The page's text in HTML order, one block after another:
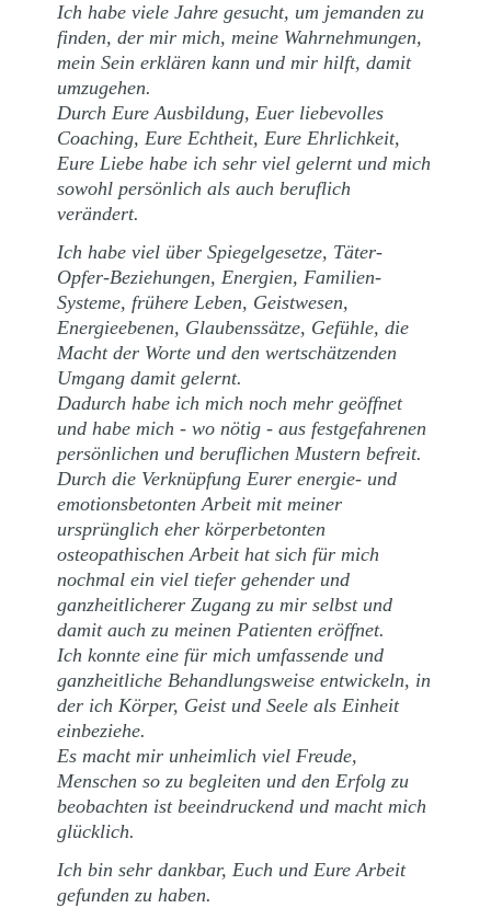
Ich habe viele Jahre gesucht, um jemanden zu
finden, der mir mich, meine Wahrnehmungen,
mein Sein erklären kann und mir hilft, damit
umzugehen.
Durch Eure Ausbildung, Euer liebevolles
Coaching, Eure Echtheit, Eure Ehrlichkeit,
Eure Liebe habe ich sehr viel gelernt und mich
sowohl persönlich als auch beruflich
verändert.
Ich habe viel über Spiegelgesetze, Täter-
Opfer-Beziehungen, Energien, Familien-
Systeme, frühere Leben, Geistwesen,
Energieebenen, Glaubenssätze, Gefühle, die
Macht der Worte und den wertschätzenden
Umgang damit gelernt.
Dadurch habe ich mich noch mehr geöffnet
und habe mich - wo nötig - aus festgefahrenen
persönlichen und beruflichen Mustern befreit.
Durch die Verknüpfung Eurer energie- und
emotionsbetonten Arbeit mit meiner
ursprünglich eher körperbetonten
osteopathischen Arbeit hat sich für mich
nochmal ein viel tiefer gehender und
ganzheitlicherer Zugang zu mir selbst und
damit auch zu meinen Patienten eröffnet.
Ich konnte eine für mich umfassende und
ganzheitliche Behandlungsweise entwickeln, in
der ich Körper, Geist und Seele als Einheit
einbeziehe.
Es macht mir unheimlich viel Freude,
Menschen so zu begleiten und den Erfolg zu
beobachten ist beeindruckend und macht mich
glücklich.
Ich bin sehr dankbar, Euch und Eure Arbeit
gefunden zu haben.